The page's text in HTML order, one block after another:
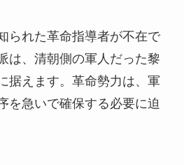
られた革命指導者が不在で
は、清朝側の軍人だった黎
据えます。革命勢力は、軍
を急いで確保する必要に迫